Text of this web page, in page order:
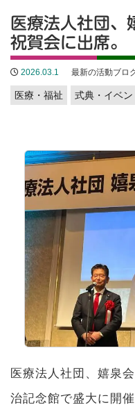
医療法人社団、
祝賀会に出席。
2026.03.1 最新の活動ブロ
医療・福祉 式典・イベン
医療法人社団、嬉泉
治記念館で盛大に開催